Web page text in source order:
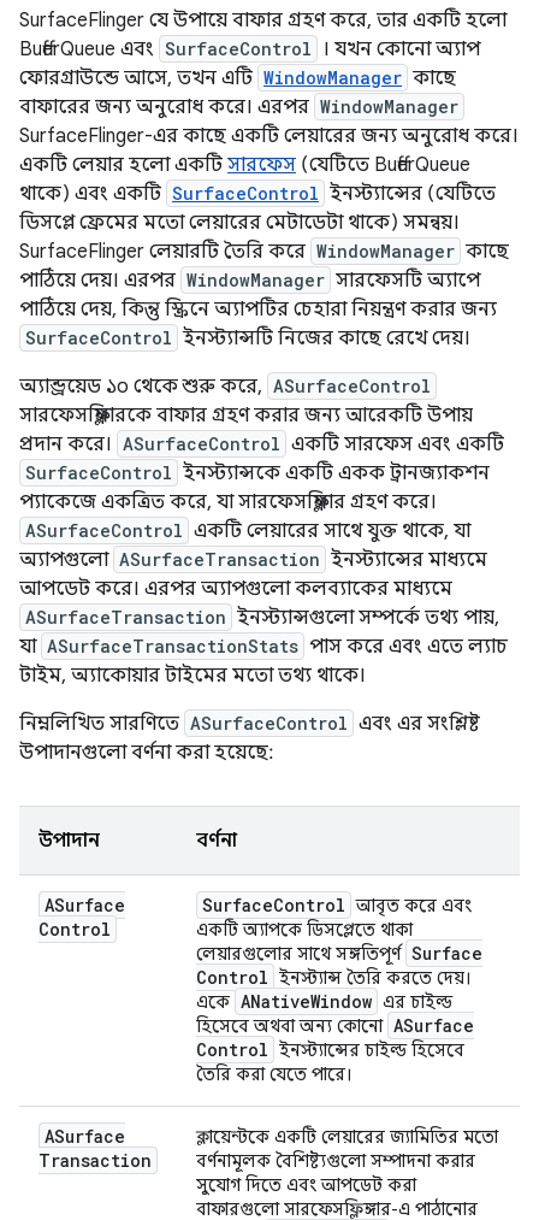
SurfaceFlinger যে উপায়ে বাফার গ্রহণ করে, তার একটি হলো
BufferQueue এবং SurfaceControl
। যখন কোনো অ্যাপ
ফোরগ্রাউন্ডে আসে, তখন এটি WindowManager কাছে
বাফারের জন্য অনুরোধ করে। এরপর WindowManager
SurfaceFlinger-এর কাছে একটি লেয়ারের জন্য অনুরোধ করে।
একটি লেয়ার হলো একটি সারফেস (যেটিতে BufferQueue
থাকে) এবং একটি SurfaceControl ইনস্ট্যান্সের (যেটিতে
ডিসপ্লে ফ্রেমের মতো লেয়ারের মেটাডেটা থাকে) সমন্বয়।
SurfaceFlinger লেয়ারটি তৈরি করে WindowManager কাছে
পাঠিয়ে দেয়। এরপর WindowManager সারফেসটি অ্যাপে
পাঠিয়ে দেয়, কিন্তু স্ক্রিনে অ্যাপটির চেহারা নিয়ন্ত্রণ করার জন্য
SurfaceControl ইনস্ট্যান্সটি নিজের কাছে রেখে দেয়।
অ্যান্ড্রয়েড ১০ থেকে শুরু করে, ASurfaceControl
সারফেসফ্লিঙ্গারকে বাফার গ্রহণ করার জন্য আরেকটি উপায়
প্রদান করে। ASurfaceControl একটি সারফেস এবং একটি
SurfaceControl ইনস্ট্যান্সকে একটি একক ট্রানজ্যাকশন
প্যাকেজে একত্রিত করে, যা সারফেসফ্লিঙ্গার গ্রহণ করে।
ASurfaceControl একটি লেয়ারের সাথে যুক্ত থাকে, যা
অ্যাপগুলো ASurfaceTransaction ইনস্ট্যান্সের মাধ্যমে
আপডেট করে। এরপর অ্যাপগুলো কলব্যাকের মাধ্যমে
ASurfaceTransaction ইনস্ট্যান্সগুলো সম্পর্কে তথ্য পায়,
যা ASurfaceTransactionStats পাস করে এবং এতে ল্যাচ
টাইম, অ্যাকোয়ার টাইমের মতো তথ্য থাকে।
নিম্নলিখিত সারণিতে ASurfaceControl এবং এর সংশ্লিষ্ট
উপাদানগুলো বর্ণনা করা হয়েছে:
উপাদান বর্ণনা
ASurface
Control
SurfaceControl আবৃত করে এবং
একটি অ্যাপকে ডিসপ্লেতে থাকা
লেয়ারগুলোর সাথে সঙ্গতিপূর্ণ Surface
Control ইনস্ট্যান্স তৈরি করতে দেয়।
একে ANativeWindow এর চাইল্ড
হিসেবে অথবা অন্য কোনো ASurface
Control ইনস্ট্যান্সের চাইল্ড হিসেবে
তৈরি করা যেতে পারে।
ASurface
Transaction
ক্লায়েন্টকে একটি লেয়ারের জ্যামিতির মতো
বর্ণনামূলক বৈশিষ্ট্যগুলো সম্পাদনা করার
সুযোগ দিতে এবং আপডেট করা
বাফারগুলো সারফেসফ্লিঙ্গার-এ পাঠানোর